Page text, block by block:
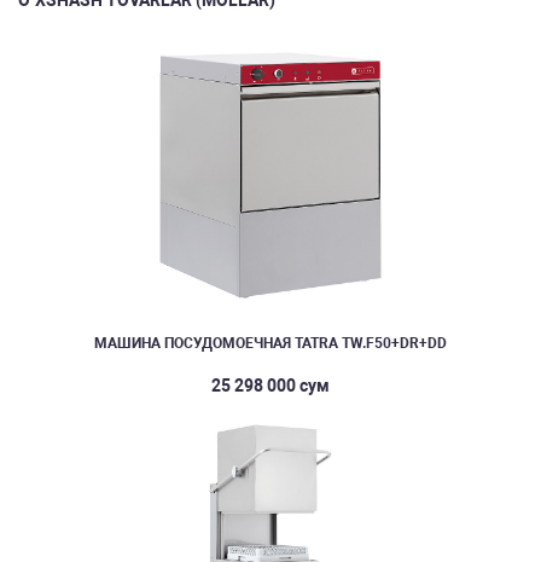
МАШИНА ПОСУДОМОЕЧНАЯ TATRA TW.F50+DR+DD
25 298 000 сум